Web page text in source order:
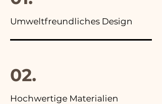
Umweltfreundliches Design
02.
Hochwertige Materialien